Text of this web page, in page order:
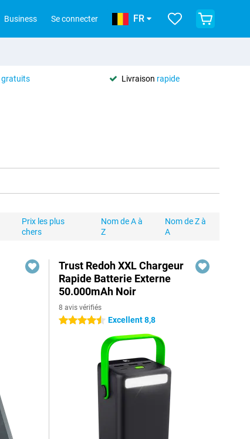
Business Se connecter FR
gratuits Livraison rapide
Prix les plus
chers
Nom de A à
Z
Nom de Z à
A
Trust Redoh XXL Chargeur
Rapide Batterie Externe
50.000mAh Noir
8 avis vérifiés
4.5 étoiles Excellent 8,8